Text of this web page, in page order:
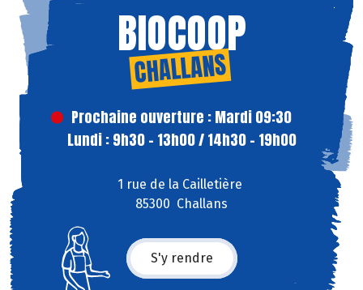
BIOCOOP
CHALLANS
Prochaine ouverture : Mardi 09:30
Lundi : 9h30 - 13h00 / 14h30 - 19h00
1 rue de la Cailletière
85300 Challans
S'y rendre